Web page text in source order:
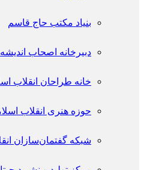
بنیاد مکتب حاج قاسم
دبیرخانه اصحاب اندیشه
خانه طراحان انقلاب
حوزه هنری انقلاب
شبکه گفتمان‌سازان